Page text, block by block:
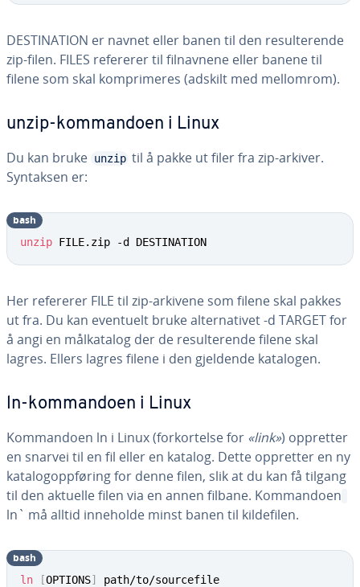
DESTINATION er navnet eller banen til den resulterende
zip-filen. FILES refererer til filnavnene eller banene til
filene som skal komprimeres (adskilt med mellomrom).
unzip-kommandoen i Linux
Du kan bruke unzip til å pakke ut filer fra zip-arkiver.
Syntaksen er:
unzip FILE.zip -d DESTINATION
bash
Her refererer FILE til zip-arkivene som filene skal pakkes
ut fra. Du kan eventuelt bruke alternativet -d TARGET for
å angi en målkatalog der de resulterende filene skal
lagres. Ellers lagres filene i den gjeldende katalogen.
ln-kommandoen i Linux
Kommandoen ln i Linux (forkortelse for «link») oppretter
en snarvei til en fil eller en katalog. Dette oppretter en ny
katalogoppføring for denne filen, slik at du kan få tilgang
til den aktuelle filen via en annen filbane. Kommandoen
ln` må alltid inneholde minst banen til kildefilen.
ln [OPTIONS] path/to/sourcefile
bash